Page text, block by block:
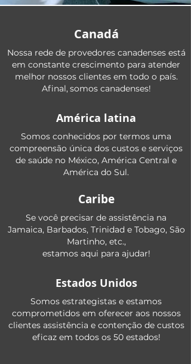
Canadá
Nossa rede de provedores canadenses está
em constante crescimento para atender
melhor nossos clientes em todo o país.
Afinal,somos canadenses!
América latina
Somos conhecidos por termos uma
compreensão única dos custos e serviços
de saúde no México, América Central e
América do Sul.
Caribe
Se você precisar de assistência na
Jamaica, Barbados, Trinidad e Tobago, São
Martinho, etc.,
estamos aqui para ajudar!
Estados Unidos
Somos estrategistas e estamos
comprometidos em oferecer aos nossos
clientes assistência e contenção de custos
eficaz em todos os 50 estados!